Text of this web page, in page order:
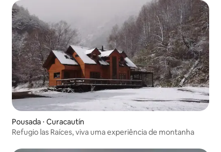
Pousada ⋅ Curacautín
Refugio las Raíces, viva uma experiência de montanha